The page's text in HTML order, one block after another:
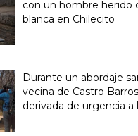
con un hombre herido
blanca en Chilecito
Durante un abordaje
vecina de Castro
derivada de urgencia a